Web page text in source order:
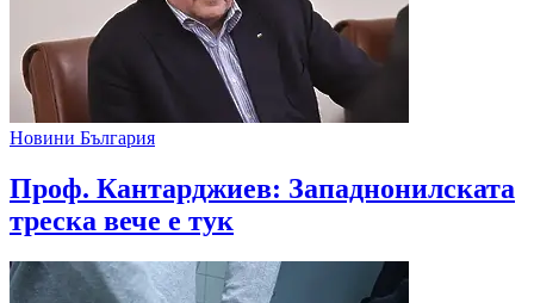
Новини България
Проф. Кантарджиев: Западнонилската
треска вече е тук